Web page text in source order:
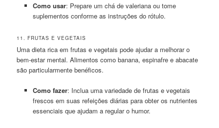
Como usar: Prepare um chá de valeriana ou tome
suplementos conforme as instruções do rótulo.
11. FRUTAS E VEGETAIS
Uma dieta rica em frutas e vegetais pode ajudar a melhorar o
bem-estar mental. Alimentos como banana, espinafre e abacate
são particularmente benéficos.
Como fazer: Inclua uma variedade de frutas e vegetais
frescos em suas refeições diárias para obter os nutrientes
essenciais que ajudam a regular o humor.